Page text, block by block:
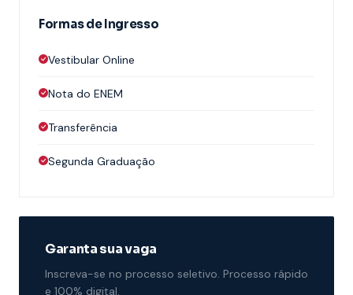
Formas de Ingresso
Vestibular Online
Nota do ENEM
Transferência
Segunda Graduação
Garanta sua vaga
Inscreva-se no processo seletivo. Processo rápido
e 100% digital.